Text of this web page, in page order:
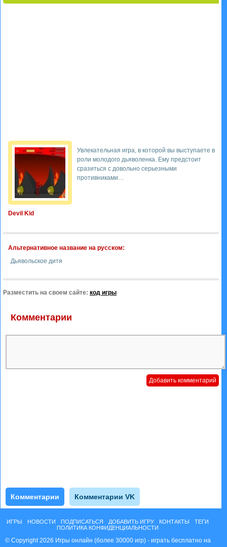
Devil Kid
Увлекательная игра, в которой вы выступаете в
роли молодого дьяволенка. Ему предстоит
сразиться с довольно серьезными
противниками…
Альтернативное название на русском:
Дьявольское дитя
Разместить на своем сайте: код игры
Комментарии
Комментарии Комментарии VK
ИГРЫ НОВОСТИ ПОДПИСАТЬСЯ ДОБАВИТЬ ИГРУ КОНТАКТЫ
ТЕГИ
ПОЛИТИКА КОНФИДЕНЦИАЛЬНОСТИ
© Copyright 2026 Игры онлайн (более 30000 игр) - играть бесплатно на